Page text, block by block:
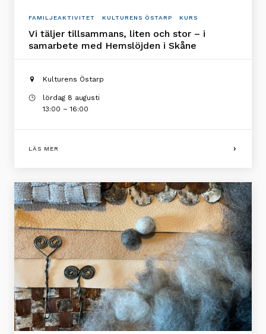
FAMILJEAKTIVITET KULTURENS ÖSTARP KURS
Vi täljer tillsammans, liten och stor – i
samarbete med Hemslöjden i Skåne
Kulturens Östarp
lördag 8 augusti
13:00 – 16:00
LÄS MER